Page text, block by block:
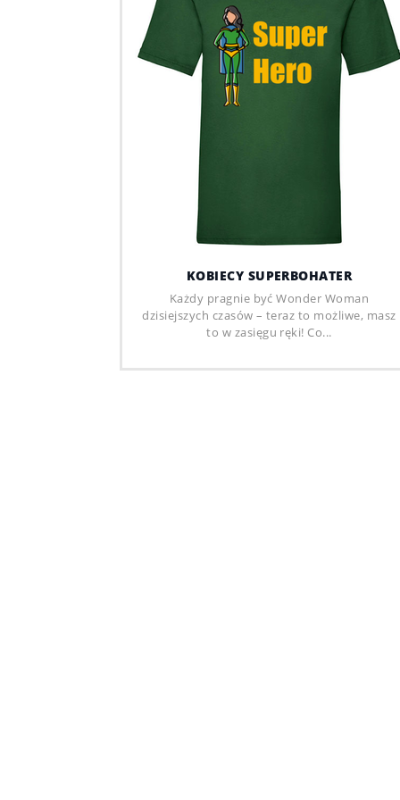
KOBIECY SUPERBOHATER
Każdy pragnie być Wonder Woman
dzisiejszych czasów – teraz to możliwe, masz
to w zasięgu ręki! Co...